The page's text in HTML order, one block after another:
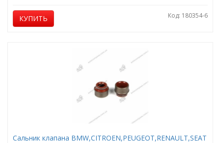
КУПИТЬ Код: 180354-6
Сальник клапана BMW,CITROEN,PEUGEOT,RENAULT,SEAT